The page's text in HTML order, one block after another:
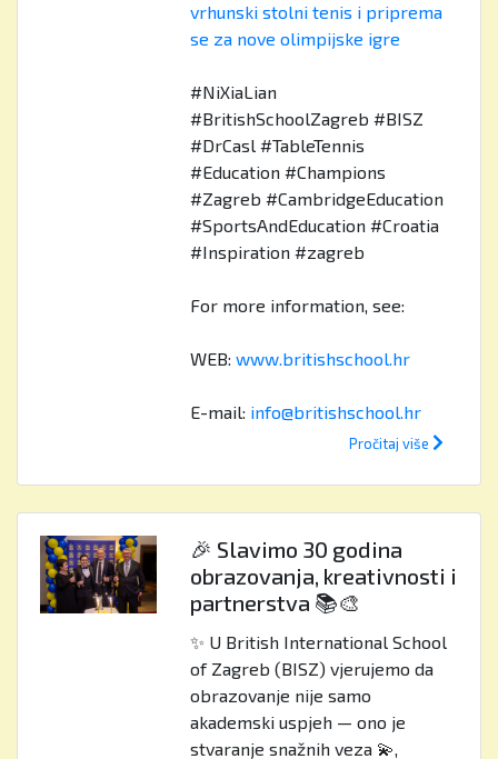
vrhunski stolni tenis i priprema
se za nove olimpijske igre
#NiXiaLian
#BritishSchoolZagreb #BISZ
#DrCasl #TableTennis
#Education #Champions
#Zagreb #CambridgeEducation
#SportsAndEducation #Croatia
#Inspiration #zagreb
For more information, see:
WEB:www.britishschool.hr
E-mail: info@britishschool.hr
Pročitaj više
🎉 Slavimo 30 godina
obrazovanja, kreativnosti i
partnerstva 📚🎨
✨ U British International School
of Zagreb (BISZ) vjerujemo da
obrazovanje nije samo
akademski uspjeh — ono je
stvaranje snažnih veza 💫,